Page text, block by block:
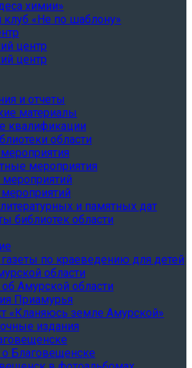
химии»
клуб «Не по шаблону»
центр
центр
и отчеты
материалы
квалификации
области
мероприятия
и памятных дат
библиотек области
по краеведению для детей
области
Амурской области
Приамурья
«Кланяюсь земле Амурской»
издания
о Благовещенске